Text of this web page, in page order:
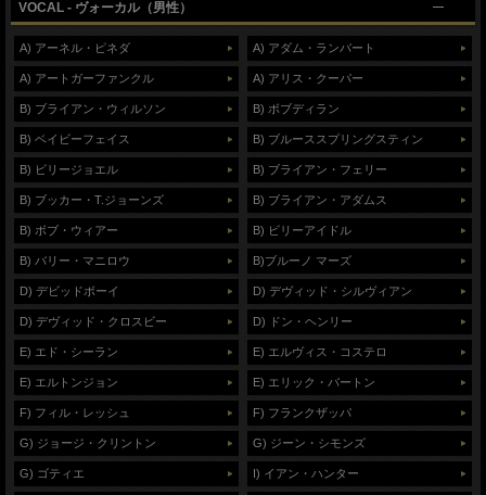
VOCAL - ヴォーカル（男性）
A) アーネル・ピネダ
A) アートガーファンクル
B) ブライアン・ウィルソン
B) ベイビーフェイス
B) ビリージョエル
B) ブッカー・T.ジョーンズ
B) ボブ・ウィアー
B) バリー・マニロウ
D) デビッドボーイ
D) デヴィッド・クロスビー
E) エド・シーラン
E) エルトンジョン
F) フィル・レッシュ
G) ジョージ・クリントン
G) ゴティエ
A) アダム・ランバート
A) アリス・クーパー
B) ボブディラン
B) ブルーススプリングスティン
B) ブライアン・フェリー
B) ブライアン・アダムス
B) ビリーアイドル
B)ブルーノ マーズ
D) デヴィッド・シルヴィアン
D) ドン・ヘンリー
E) エルヴィス・コステロ
E) エリック・バートン
F) フランクザッパ
G) ジーン・シモンズ
I) イアン・ハンター